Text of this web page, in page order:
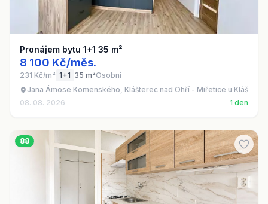
Pronájem bytu 1+1 35 m²
8 100 Kč/měs.
231 Kč/m² 1+1 35 m²Osobní
Jana Ámose Komenského, Klášterec nad Ohří - Miřetice u
08. 08. 2026
1 den
88